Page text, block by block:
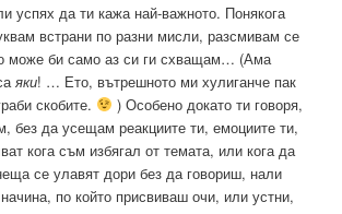
успях да ти кажа най-важното. Понякога
встрани по разни мисли, разсмивам се
може би само аз си ги схващам… (Ама
яки! … Ето, вътрешното ми хулиганче пак
скобите.
) Особено докато ти говоря,
без да усещам реакциите ти, емоциите ти,
кога съм избягал от темата, или кога да
се улавят дори без да говориш, нали
по който присвиваш очи, или устни,